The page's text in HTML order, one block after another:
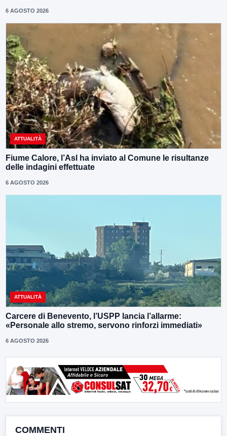
6 AGOSTO 2026
ATTUALITÀ
Fiume Calore, l’Asl ha inviato al Comune le risultanze
delle indagini effettuate
6 AGOSTO 2026
ATTUALITÀ
Carcere di Benevento, l’USPP lancia l’allarme:
«Personale allo stremo, servono rinforzi immediati»
6 AGOSTO 2026
COMMENTI